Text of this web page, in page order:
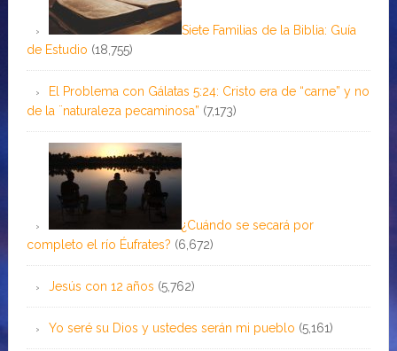
Siete Familias de la Biblia: Guía
de Estudio (18,755)
El Problema con Gálatas 5:24: Cristo era de “carne” y no
de la ¨naturaleza pecaminosa” (7,173)
¿Cuándo se secará por
completo el río Éufrates? (6,672)
Jesús con 12 años (5,762)
Yo seré su Dios y ustedes serán mi pueblo (5,161)